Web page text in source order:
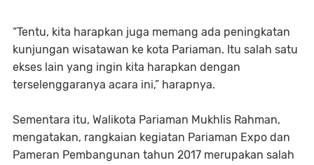
“Tentu, kita harapkan juga memang ada peningkatan
kunjungan wisatawan ke kota Pariaman. Itu salah satu
ekses lain yang ingin kita harapkan dengan
terselenggaranya acara ini,” harapnya.
Sementara itu, Walikota Pariaman Mukhlis Rahman,
mengatakan, rangkaian kegiatan Pariaman Expo dan
Pameran Pembangunan tahun 2017 merupakan salah